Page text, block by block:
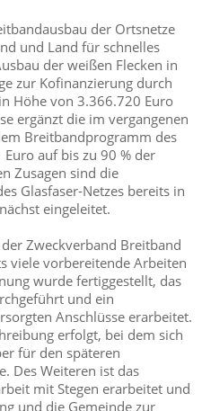
der Ortsnetze
und Land für schnelles
der weißen Flecken in
zur Kofinanzierung durch
Höhe von 3.366.720 Euro
ergänzt die im vergangenen
Breitbandprogramm des
auf bis zu 90 % der
Zusagen sind die
Glasfaser-Netzes bereits in
eingeleitet.
Zweckverband Breitband
viele vorbereitende Arbeiten
wurde fertiggestellt, das
und ein
Anschlüsse erarbeitet.
erfolgt, bei dem sich
für den späteren
Des Weiteren ist das
mit Stegen erarbeitet und
und die Gemeinde zur